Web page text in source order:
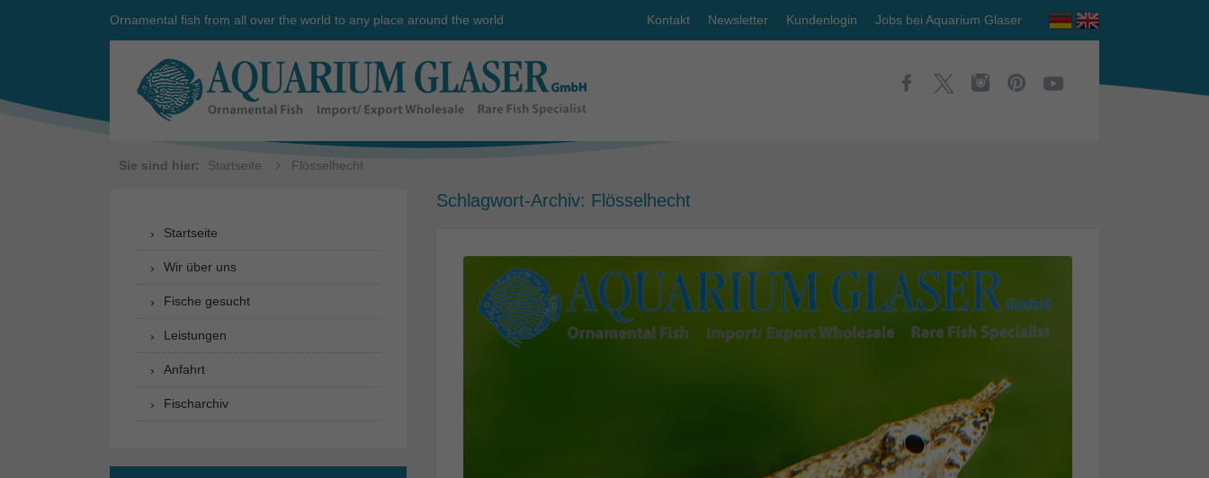
Ornamental fish from all over the world to any place around the world Kontakt Newsletter Kundenlogin Jobs bei Aquarium Glaser
Sie sind hier: Startseite Flösselhecht
Schlagwort-Archiv: Flösselhecht
Startseite
Wir über uns
Fische gesucht
Leistungen
Anfahrt
Fischarchiv